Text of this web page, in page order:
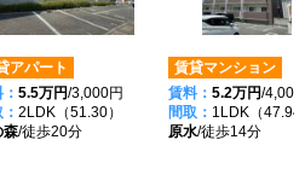
アパート
5.5万円/3,000円
2LDK（51.30）
森/徒歩20分
賃貸マンション
賃料： 5.2万円/4,000
間取： 1LDK（47.94
原水/徒歩14分